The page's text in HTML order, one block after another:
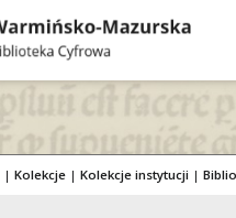
| Kolekcje | Kolekcje instytucji |